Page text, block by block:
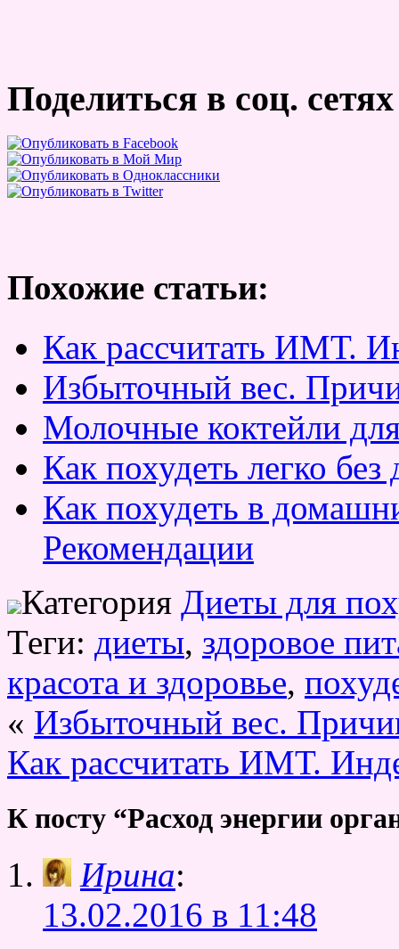
Поделиться в соц. сетях
Похожие статьи:
Как рассчитать ИМТ.
Избыточный вес.
Молочные коктейли
Как похудеть легко без
Как похудеть в
Рекомендации
Категория Диеты для
Теги: диеты, здоровое
красота и здоровье,
« Избыточный вес.
Как рассчитать ИМТ.
К посту “Расход энергии
Ирина:
13.02.2016 в 11:48